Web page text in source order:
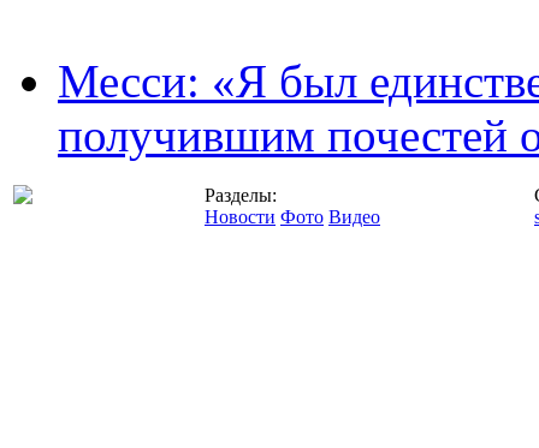
Месси: «Я был
получившим почестей
Разделы:
Новости Фото Видео